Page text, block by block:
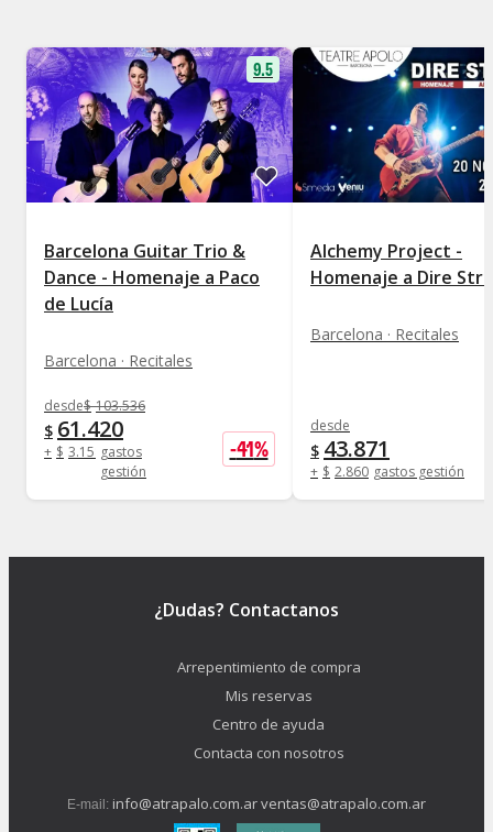
9.5
Barcelona Guitar Trio &
Dance - Homenaje a Paco
de Lucía
Barcelona · Recitales
desde$ 103.536
$ 61.420
+ $ 3.158 gastos
gestión
-41%
Alchemy Project -
Homenaje a Dire
Barcelona · Recitales
desde
$ 43.871
+ $ 2.860 gastos gestión
¿Dudas? Contactanos
Arrepentimiento de compra
Mis reservas
Centro de ayuda
Contacta con nosotros
E-mail: info@atrapalo.com.arventas@atrapalo.com.ar